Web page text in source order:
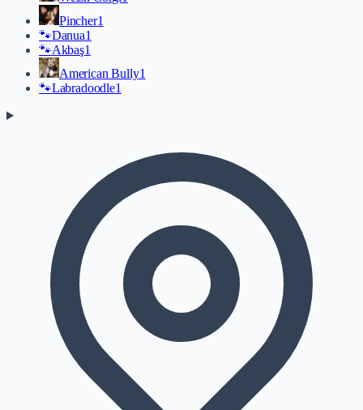
Pincher1
🐾Danua1
🐾Akbaş1
American Bully1
🐾Labradoodle1